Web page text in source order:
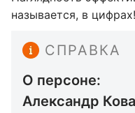
называется, в цифрах!
СПРАВКА
О персоне:
Александр